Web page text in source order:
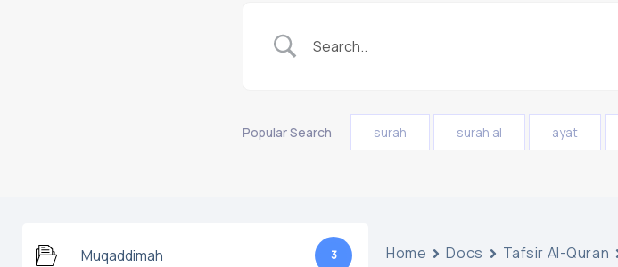
Popular Search surah surah al ayat
Muqaddimah 3 Home Docs Tafsir Al-Quran